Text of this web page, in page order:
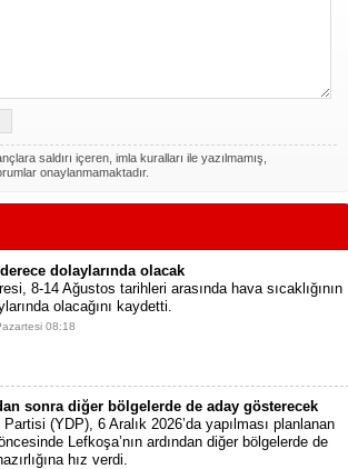
saldırı içeren, imla kuralları ile yazılmamış,
onaylanmamaktadır.
dolaylarında olacak
8-14 Ağustos tarihleri arasında hava sıcaklığının
olacağını kaydetti.
08:18
sonra diğer bölgelerde de aday gösterecek
(YDP), 6 Aralık 2026’da yapılması planlanan
Lefkoşa’nın ardından diğer bölgelerde de
hız verdi.